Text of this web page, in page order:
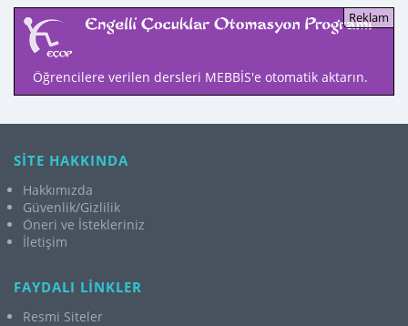
Öğrencilere verilen dersleri MEBBİS'e otomatik aktarın.
SİTE HAKKINDA
Hakkımızda
Güvenlik/Gizlilik
Öneri ve İstekleriniz
İletişim
FAYDALI LİNKLER
Resmi Siteler